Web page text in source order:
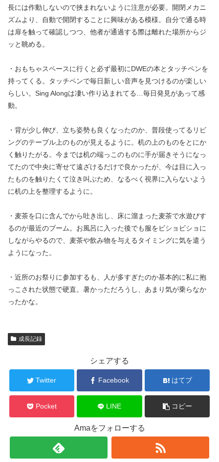
長には作動しないので挟まれないように注意が必要。開閉メカニ
ズムより、自動で開閉することに興味がある模様。自分で通る時
は扉を触って確認しつつ、他者が通過する際は離れた場所からジ
ッと眺める。
・おもちゃスペースに行くと必ず最初にDWEの本とタッチペンを
持ってくる。タッチペンで毎日新しい音声を見つけるのが楽しい
らしい。Sing Alongは凄い作り込まれてる…毎日発見があって感
動。
・背が少し伸び、立ち姿勢も良くなったのか、普段使ってるリビ
ングのテーブル上のものが見えるように。机の上のものをとにか
く触りたがる。今までは机の端っこのものに手が届きそうになっ
てたので中央に寄せて遠ざけるだけで良かったが、今は目に入っ
たものを触りたくて泣き叫ぶため、なるべく視界に入らないよう
に机の上を整理するように。
・麦茶を口に含んでから吐き出し、床に溜まった麦茶で水遊びす
るのが最近のブーム。お風呂に入った後でも服をビショビショに
しながらやるので、麦茶や飲み物を与えるタイミングに気を遣う
ようになった。
・近所のお祭りに参加するも、人が多すぎたのか基本的に私に抱
っこされた状態で硬直。暑かっただろうし、あまり気が乗らなか
ったかな。
成長記録
シェアする
Twitter Facebook はてブ
Pocket LINE コピー
Amaをフォローする